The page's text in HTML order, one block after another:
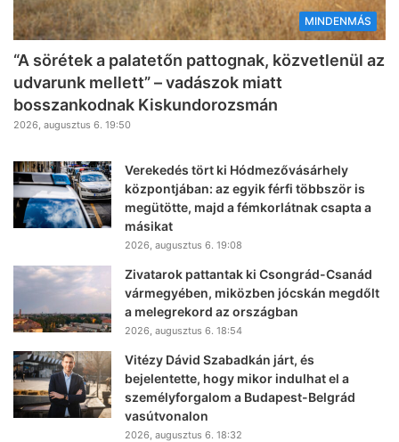
MINDENMÁS
“A sörétek a palatetőn pattognak, közvetlenül az
udvarunk mellett” – vadászok miatt
bosszankodnak Kiskundorozsmán
2026, augusztus 6. 19:50
Verekedés tört ki Hódmezővásárhely
központjában: az egyik férfi többször is
megütötte, majd a fémkorlátnak csapta a
másikat
2026, augusztus 6. 19:08
Zivatarok pattantak ki Csongrád-Csanád
vármegyében, miközben jócskán megdőlt
a melegrekord az országban
2026, augusztus 6. 18:54
Vitézy Dávid Szabadkán járt, és
bejelentette, hogy mikor indulhat el a
személyforgalom a Budapest-Belgrád
vasútvonalon
2026, augusztus 6. 18:32